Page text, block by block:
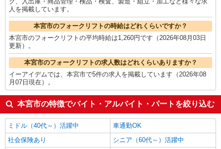
人を掲載しています。
本宮市のフォークリフトの時給はどれくらいですか？
本宮市のフォークリフトの平均時給は1,260円です（2026年08月03日
更新）。
本宮市のフォークリフトの求人数はどれくらいありますか？
イーアイデムでは、本宮市で5件の求人を掲載しています（2026年08
月07日現在）。
本宮市の特徴でバイト・アルバイト・パートを絞り込む
ミドル（40代～）活躍中
車通勤OK
社会保険あり
シニア（60代～）活躍中